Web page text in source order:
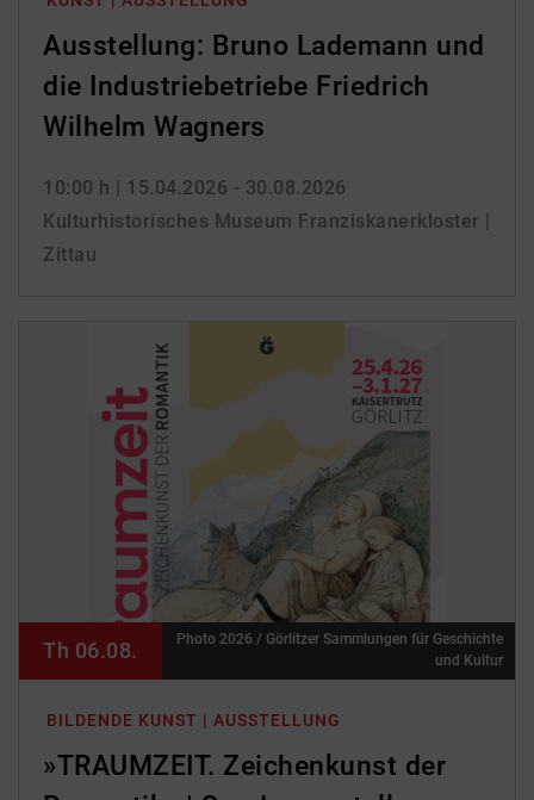
Ausstellung: Bruno Lademann und
die Industriebetriebe Friedrich
Wilhelm Wagners
10:00 h | 15.04.2026 - 30.08.2026
Kulturhistorisches Museum Franziskanerkloster |
Zittau
BILDENDE KUNST | AUSSTELLUNG
»TRAUMZEIT. Zeichenkunst der
Th 06.08.
Photo 2026 / Görlitzer Sammlungen für Geschichte
und Kultur